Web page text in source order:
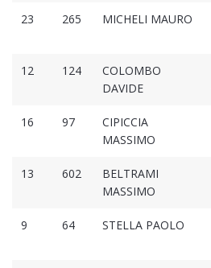
23 265 MICHELI MAURO
12 124
COLOMBO
DAVIDE
16 97
CIPICCIA
MASSIMO
13 602
BELTRAMI
MASSIMO
9 64 STELLA PAOLO